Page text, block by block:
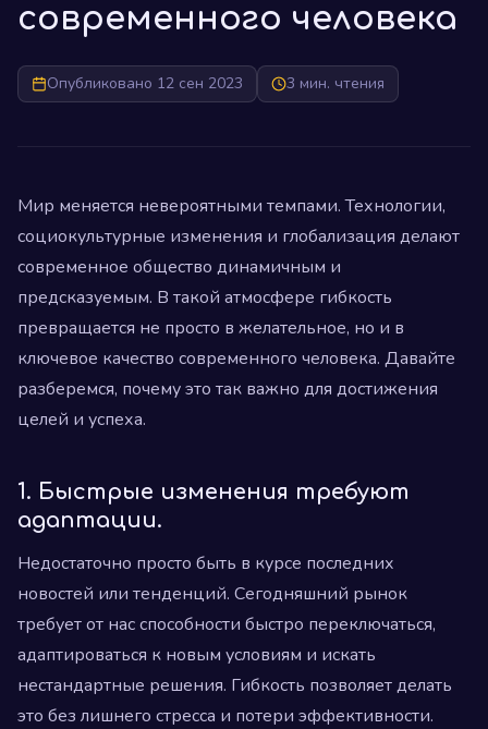
современного человека
Опубликовано 12 сен 2023 3 мин. чтения
Мир меняется невероятными темпами. Технологии,
социокультурные изменения и глобализация делают
современное общество динамичным и
предсказуемым. В такой атмосфере гибкость
превращается не просто в желательное, но и в
ключевое качество современного человека. Давайте
разберемся, почему это так важно для достижения
целей и успеха.
1. Быстрые изменения требуют
адаптации.
Недостаточно просто быть в курсе последних
новостей или тенденций. Сегодняшний рынок
требует от нас способности быстро переключаться,
адаптироваться к новым условиям и искать
нестандартные решения. Гибкость позволяет делать
это без лишнего стресса и потери эффективности.